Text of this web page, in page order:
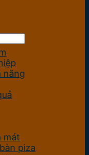
năng
mát
piza